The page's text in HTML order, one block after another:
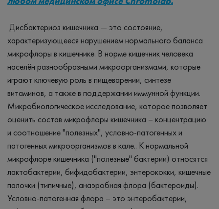
Дисбактериоз кишечника — это состояние,
характеризующееся нарушением нормального баланса
микрофлоры в кишечнике. В норме кишечник человека
населён разнообразными микроорганизмами, которые
играют ключевую роль в пищеварении, синтезе
витаминов, а также в поддержании иммунной функции.
Микробиологическое исследование, которое позволяет
оценить состав микрофлоры кишечника – концентрацию
и соотношение "полезных", условно-патогенных и
патогенных микроорганизмов в кале.. К нормальной
микрофлоре кишечника ("полезные" бактерии) относятся
лактобактерии, бифидобактерии, энтерококки, кишечные
палочки (типичные), анаэробная флора (бактероиды).
Условно-патогенная флора – это энтеробактерии,